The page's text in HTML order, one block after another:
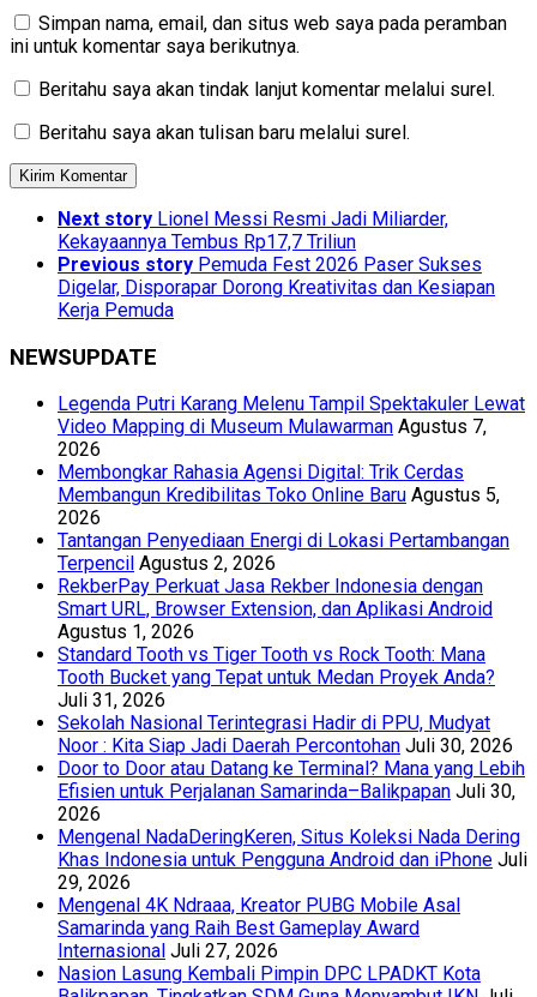
Simpan nama, email, dan situs web saya pada peramban
ini untuk komentar saya berikutnya.
Beritahu saya akan tindak lanjut komentar melalui surel.
Beritahu saya akan tulisan baru melalui surel.
Next story Lionel Messi Resmi Jadi Miliarder,
Kekayaannya Tembus Rp17,7 Triliun
Previous story Pemuda Fest 2026 Paser Sukses
Digelar, Disporapar Dorong Kreativitas dan Kesiapan
Kerja Pemuda
NEWSUPDATE
Legenda Putri Karang Melenu Tampil Spektakuler Lewat
Video Mapping di Museum Mulawarman Agustus 7,
2026
Membongkar Rahasia Agensi Digital: Trik Cerdas
Membangun Kredibilitas Toko Online Baru Agustus 5,
2026
Tantangan Penyediaan Energi di Lokasi Pertambangan
Terpencil Agustus 2, 2026
RekberPay Perkuat Jasa Rekber Indonesia dengan
Smart URL, Browser Extension, dan Aplikasi Android
Agustus 1, 2026
Standard Tooth vs Tiger Tooth vs Rock Tooth: Mana
Tooth Bucket yang Tepat untuk Medan Proyek Anda?
Juli 31, 2026
Sekolah Nasional Terintegrasi Hadir di PPU, Mudyat
Noor : Kita Siap Jadi Daerah Percontohan Juli 30, 2026
Door to Door atau Datang ke Terminal? Mana yang Lebih
Efisien untuk Perjalanan Samarinda–Balikpapan Juli 30,
2026
Mengenal NadaDeringKeren, Situs Koleksi Nada Dering
Khas Indonesia untuk Pengguna Android dan iPhone Juli
29, 2026
Mengenal 4K Ndraaa, Kreator PUBG Mobile Asal
Samarinda yang Raih Best Gameplay Award
Internasional Juli 27, 2026
Nasion Lasung Kembali Pimpin DPC LPADKT Kota